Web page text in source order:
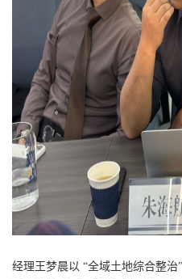
经理王梦晨以 “全域土地综合整